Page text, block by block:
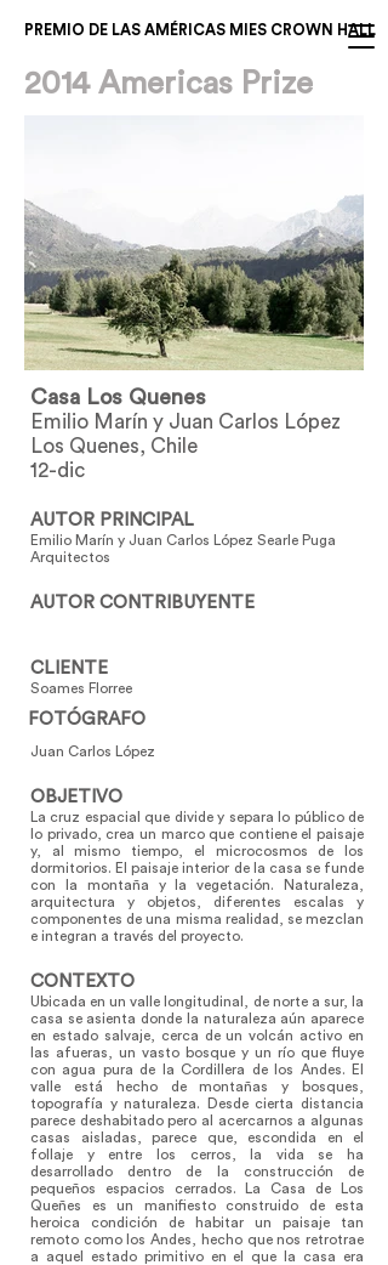
PREMIO DE LAS AMÉRICAS MIES CROWN HALL
2014 Americas Prize
Casa Los Quenes
Emilio Marín y Juan Carlos López
Los Quenes, Chile
12-dic
AUTOR PRINCIPAL
Emilio Marín y Juan Carlos López Searle Puga
Arquitectos
AUTOR CONTRIBUYENTE
CLIENTE
Soames Florree
FOTÓGRAFO
Juan Carlos López
OBJETIVO
La cruz espacial que divide y separa lo público de
lo privado, crea un marco que contiene el paisaje
y, al mismo tiempo, el microcosmos de los
dormitorios. El paisaje interior de la casa se funde
con la montaña y la vegetación. Naturaleza,
arquitectura y objetos, diferentes escalas y
componentes de una misma realidad, se mezclan
e integran a través del proyecto.
CONTEXTO
Ubicada en un valle longitudinal, de norte a sur, la
casa se asienta donde la naturaleza aún aparece
en estado salvaje, cerca de un volcán activo en
las afueras, un vasto bosque y un río que fluye
con agua pura de la Cordillera de los Andes. El
valle está hecho de montañas y bosques,
topografía y naturaleza. Desde cierta distancia
parece deshabitado pero al acercarnos a algunas
casas aisladas, parece que, escondida en el
follaje y entre los cerros, la vida se ha
desarrollado dentro de la construcción de
pequeños espacios cerrados. La Casa de Los
Queñes es un manifiesto construido de esta
heroica condición de habitar un paisaje tan
remoto como los Andes, hecho que nos retrotrae
a aquel estado primitivo en el que la casa era